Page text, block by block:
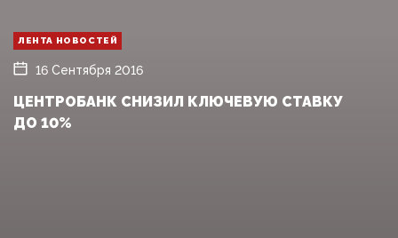
ЛЕНТА НОВОСТЕЙ
16 Сентября 2016
ЦЕНТРОБАНК СНИЗИЛ КЛЮЧЕВУЮ СТАВКУ
ДО 10%